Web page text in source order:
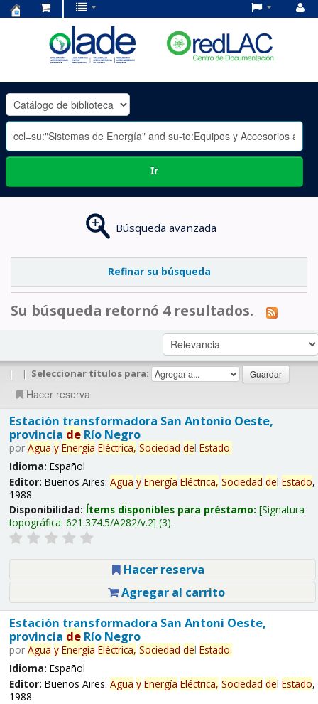
OLADE
-
Ir
Búsqueda avanzada
Refinar su búsqueda
Su búsqueda retornó 4 resultados.
| | Seleccionar títulos para:
Hacer reserva
Estación transformadora San Antonio Oeste,
provincia deRío Negro
por Agua y Energía Eléctrica, Sociedad del Estado.
Idioma: Español
Editor: Buenos Aires: Agua y Energía Eléctrica, Sociedad del Estado,
1988
Disponibilidad: Ítems disponibles para préstamo: Signatura
topográfica: 621.374.5/A282/v.2 (3).
Hacer reserva
Agregar al carrito
Estación transformadora San Antoni Oeste,
provincia deRío Negro
por Agua y Energía Eléctrica, Sociedad del Estado.
Idioma: Español
Editor: Buenos Aires: Agua y Energía Eléctrica, Sociedad del Estado,
1988